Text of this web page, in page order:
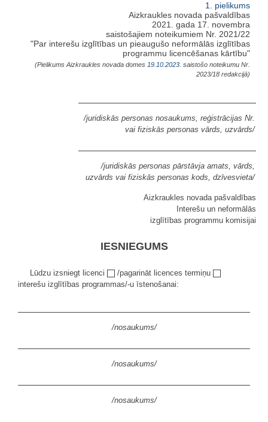
1. pielikums
Aizkraukles novada pašvaldības
2021. gada 17. novembra
saistošajiem noteikumiem Nr. 2021/22
"Par interešu izglītības un pieaugušo neformālās izglītības
programmu licencēšanas kārtību"
(Pielikums Aizkraukles novada domes 19.10.2023. saistošo noteikumu Nr.
2023/18 redakcijā)
/juridiskās personas nosaukums, reģistrācijas Nr.
vai fiziskās personas vārds, uzvārds/
/juridiskās personas pārstāvja amats, vārds,
uzvārds vai fiziskās personas kods, dzīvesvieta/
Aizkraukles novada pašvaldības
Interešu un neformālās
izglītības programmu komisijai
IESNIEGUMS
Lūdzu izsniegt licenci
/pagarināt licences termiņu
interešu izglītības programmas/-u īstenošanai:
/nosaukums/
/nosaukums/
/nosaukums/